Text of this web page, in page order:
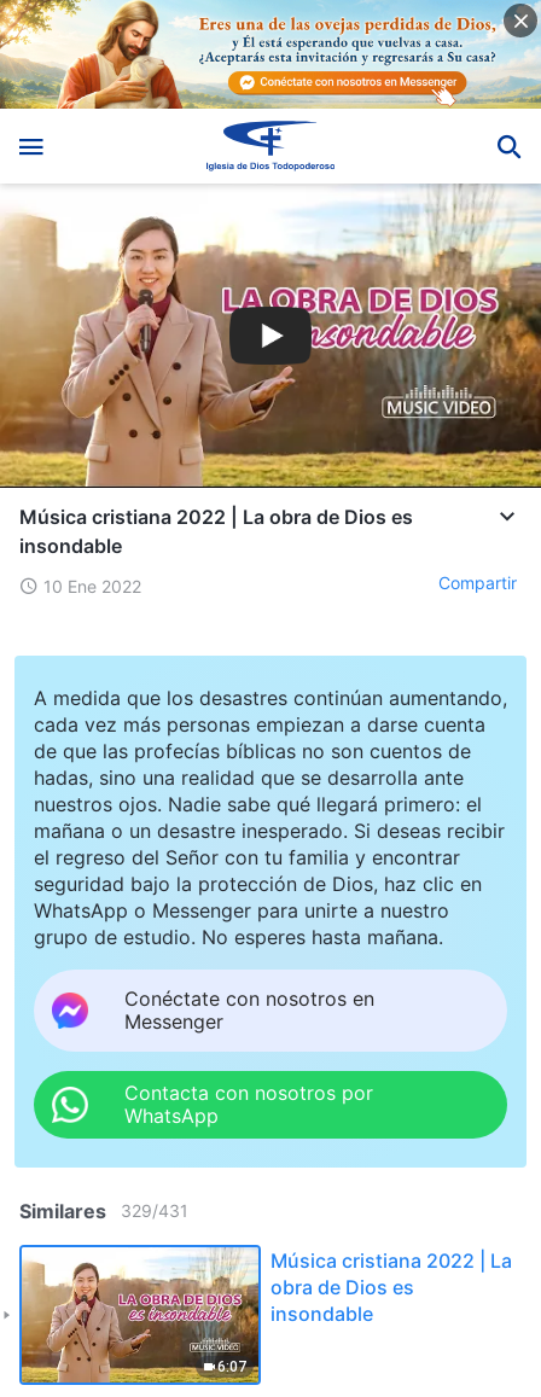
Música cristiana 2022 | La obra de Dios es
insondable
10 Ene 2022 Compartir
A medida que los desastres continúan aumentando,
cada vez más personas empiezan a darse cuenta
de que las profecías bíblicas no son cuentos de
hadas, sino una realidad que se desarrolla ante
nuestros ojos. Nadie sabe qué llegará primero: el
mañana o un desastre inesperado. Si deseas recibir
el regreso del Señor con tu familia y encontrar
seguridad bajo la protección de Dios, haz clic en
WhatsApp o Messenger para unirte a nuestro
grupo de estudio. No esperes hasta mañana.
Conéctate con nosotros en
Messenger
Contacta con nosotros por
WhatsApp
Similares 329/431
6:07
Música cristiana 2022 | La
obra de Dios es
insondable